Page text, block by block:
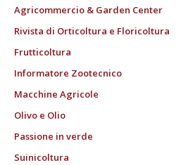
Agricommercio & Garden Center
Rivista di Orticoltura e Floricoltura
Frutticoltura
Informatore Zootecnico
Macchine Agricole
Olivo e Olio
Passione in verde
Suinicoltura